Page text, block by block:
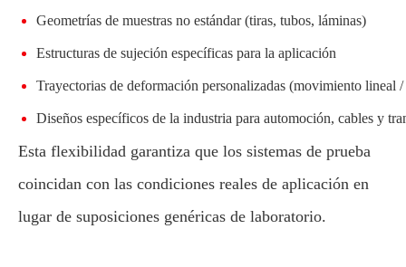
Geometrías de muestras no estándar (tiras, tubos, láminas)
Estructuras de sujeción específicas para la aplicación
Trayectorias de deformación personalizadas (movimiento lineal
Diseños específicos de la industria para automoción, cables y
Esta flexibilidad garantiza que los sistemas de prueba
coincidan con las condiciones reales de aplicación en
lugar de suposiciones genéricas de laboratorio.